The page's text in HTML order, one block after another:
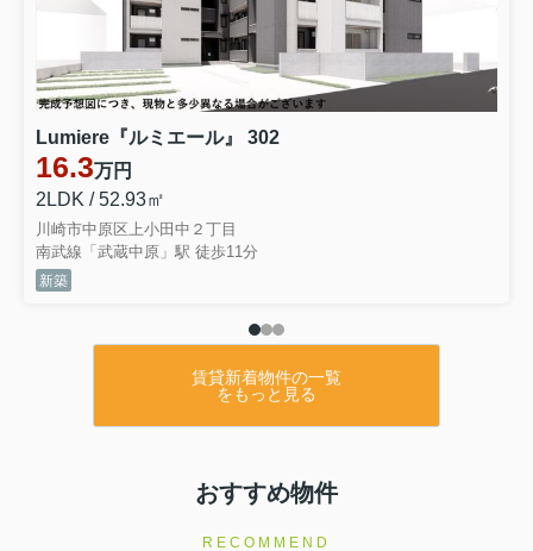
Lumiere『ルミエール』 302
16.3万円
2LDK / 52.93㎡
川崎市中原区上小田中２丁目
南武線「武蔵中原」駅 徒歩11分
新築
賃貸新着物件の一覧
をもっと見る
おすすめ物件
RECOMMEND